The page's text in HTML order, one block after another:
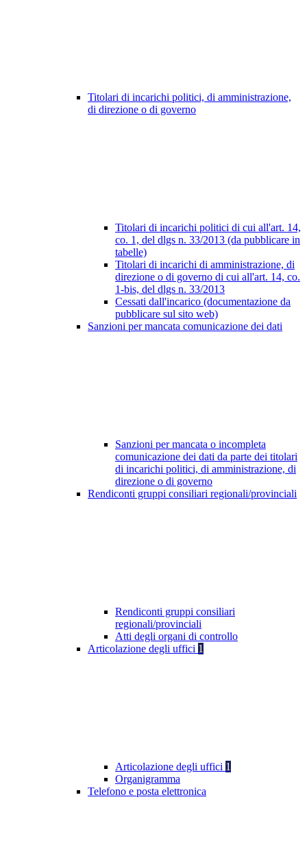
Titolari di incarichi politici, di amministrazione,
di direzione o di governo
Titolari di incarichi politici di cui all'art. 14,
co. 1, del dlgs n. 33/2013 (da pubblicare in
tabelle)
Titolari di incarichi di amministrazione, di
direzione o di governo di cui all'art. 14, co.
1-bis, del dlgs n. 33/2013
Cessati dall'incarico (documentazione da
pubblicare sul sito web)
Sanzioni per mancata comunicazione dei dati
Sanzioni per mancata o incompleta
comunicazione dei dati da parte dei titolari
di incarichi politici, di amministrazione, di
direzione o di governo
Rendiconti gruppi consiliari regionali/provinciali
Rendiconti gruppi consiliari
regionali/provinciali
Atti degli organi di controllo
Articolazione degli uffici 1
Articolazione degli uffici 1
Organigramma
Telefono e posta elettronica